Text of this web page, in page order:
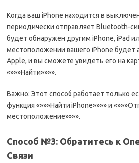
Когда ваш iPhone находится в
периодически отправляет Bluetooth-
будет обнаружен другим iPhone, iPad
местоположении вашего iPhone будет
Apple, и вы сможете увидеть его на
«»»»Найти»»»».
Важно: Этот способ работает только
функция «»»»Найти iPhone»»»» и
местоположение»»»».
Способ №3: Обратитесь к
Связи